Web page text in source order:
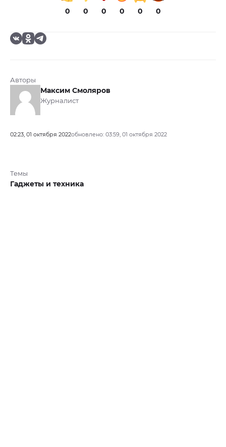
0 0 0 0 0 0
Авторы
Максим Смоляров
Журналист
02:23, 01 октября 2022обновлено: 03:59, 01 октября 2022
Темы
Гаджеты и техника